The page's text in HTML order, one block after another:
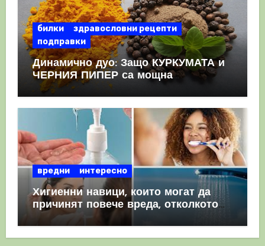
билки
здравословни рецепти
подправки
Динамично дуо: Защо КУРКУМАТА и
ЧЕРНИЯ ПИПЕР са мощна
комбинация
вредни интересно
Хигиенни навици, които могат да
причинят повече вреда, отколкото
полза